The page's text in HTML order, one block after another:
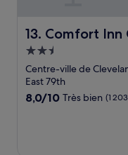
13. Comfort
Comfort Inn
Hébergement
2.5 étoiles
Centre-ville de
East 79th
8.0
8,0/10 Très bien (1